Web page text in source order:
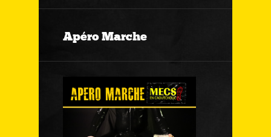
Apéro Marche